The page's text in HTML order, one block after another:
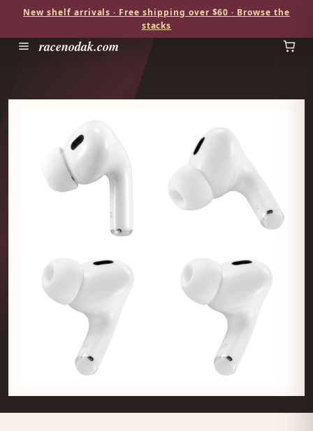
New shelf arrivals · Free shipping over $60 · Browse the
stacks
racenodak.com